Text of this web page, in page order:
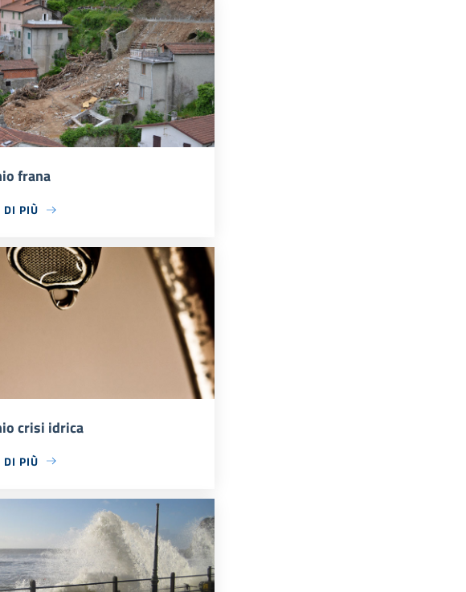
frana
DI PIÙ
crisi idrica
DI PIÙ